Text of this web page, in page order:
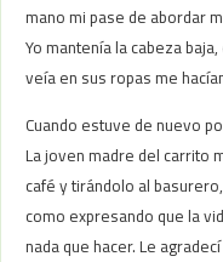
mano mi pase de abordar
Yo mantenía la cabeza
veía en sus ropas me
Cuando estuve de nuevo
La joven madre del carrito
café y tirándolo al
como expresando que la
nada que hacer. Le